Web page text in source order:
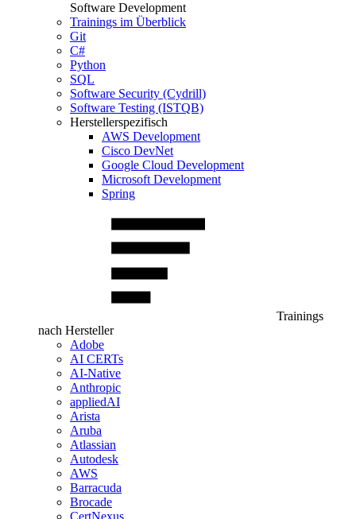
Software Development
Trainings im Überblick
Git
C#
Python
SQL
Software Security (Cydrill)
Software Testing (ISTQB)
Herstellerspezifisch
AWS Development
Cisco DevNet
Google Cloud Development
Microsoft Development
Spring
Trainings
nach Hersteller
Adobe
AI CERTs
AI-Native
Anthropic
appliedAI
Arista
Aruba
Atlassian
Autodesk
AWS
Barracuda
Brocade
CertNexus